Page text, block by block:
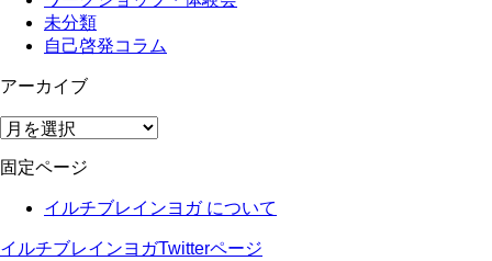
未分類
自己啓発コラム
アーカイブ
ア
カ
固定ページ
イルチブレインヨガ について
イルチブレインヨガTwitterページ